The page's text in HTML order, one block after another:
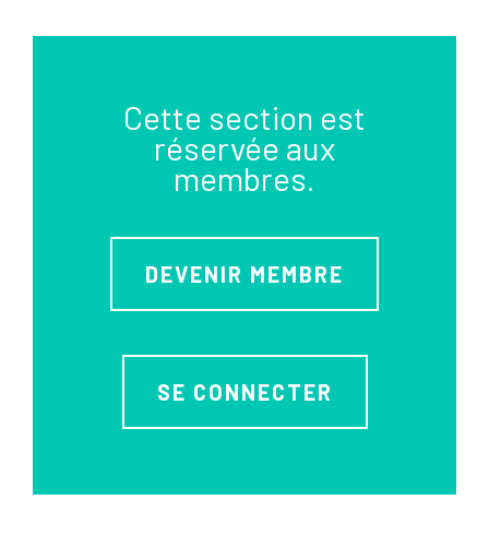
Cette section est
réservée aux
membres.
DEVENIR MEMBRE
SE CONNECTER